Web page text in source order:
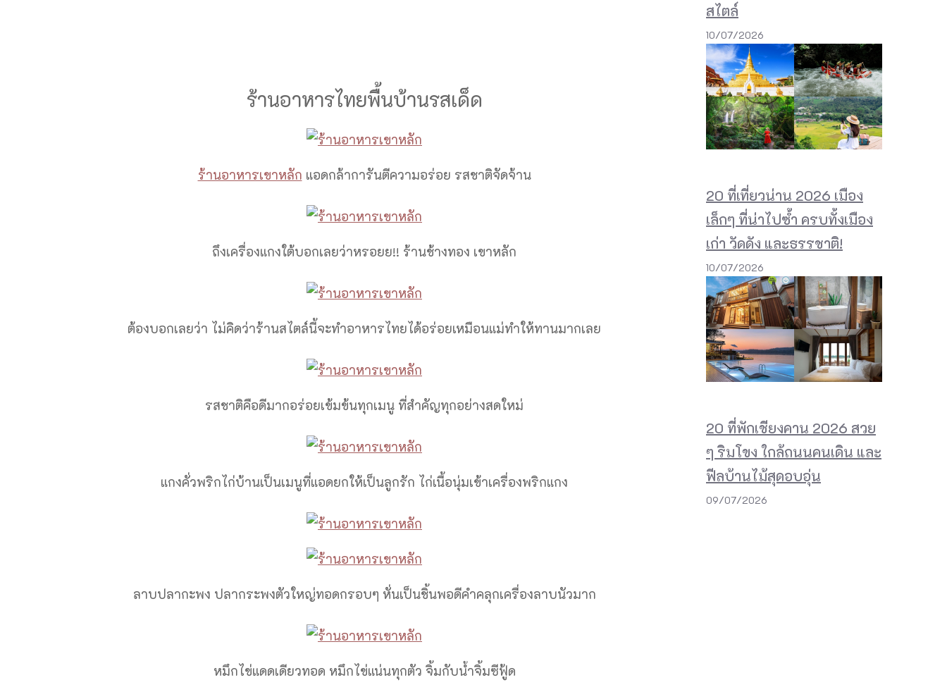
ร้านอาหารไทยพื้นบ้านรสเด็ด
ร้านอาหารเขาหลัก แอดกล้าการันตีความอร่อย รสชาติจัดจ้าน
ถึงเครื่องแกงใต้บอกเลยว่าหรอยย!! ร้านช้างทอง เขาหลัก
ต้องบอกเลยว่า ไม่คิดว่าร้านสไตล์นี้จะทำอาหารไทยได้อร่อยเหมือนแม่ทำให้ทานมากเลย
รสชาติคือดีมากอร่อยเข้มข้นทุกเมนู ที่สำคัญทุกอย่างสดใหม่
แกงคั่วพริกไก่บ้านเป็นเมนูที่แอดยกให้เป็นลูกรัก ไก่เนื้อนุ่มเข้าเครื่องพริกแกง
ลาบปลากะพง ปลากระพงตัวใหญ่ทอดกรอบๆ หั่นเป็นชิ้นพอดีคำคลุกเครื่องลาบนัวมาก
หมึกไข่แดดเดียวทอด หมึกไข่แน่นทุกตัว จิ้มกับน้ำจิ้มซีฟู้ด
สไตล์
10/07/2026
20 ที่เที่ยวน่าน 2026 เมือง
เล็กๆ ที่น่าไปซ้ำ ครบทั้งเมือง
เก่า วัดดัง และธรรชาติ!
10/07/2026
20 ที่พักเชียงคาน 2026 สวย
ๆ ริมโขง ใกล้ถนนคนเดิน และ
ฟีลบ้านไม้สุดอบอุ่น
09/07/2026